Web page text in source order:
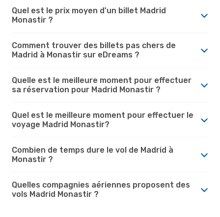
Quel est le prix moyen d'un billet Madrid
Monastir ?
Comment trouver des billets pas chers de
Madrid à Monastir sur eDreams ?
Quelle est le meilleure moment pour effectuer
sa réservation pour Madrid Monastir ?
Quel est le meilleure moment pour effectuer le
voyage Madrid Monastir?
Combien de temps dure le vol de Madrid à
Monastir ?
Quelles compagnies aériennes proposent des
vols Madrid Monastir ?